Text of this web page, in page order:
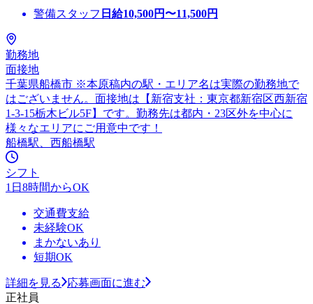
警備スタッフ 日給10,500円〜11,500円
勤務地
面接地
千葉県船橋市 ※本原稿内の駅・エリア名は実際の勤務地で
はございません。面接地は【新宿支社：東京都新宿区西新宿
1-3-15栃木ビル5F】です。勤務先は都内・23区外を中心に
様々なエリアにご用意中です！
船橋駅、西船橋駅
シフト
1日8時間からOK
交通費支給
未経験OK
まかないあり
短期OK
詳細を見る
応募画面に進む
正社員